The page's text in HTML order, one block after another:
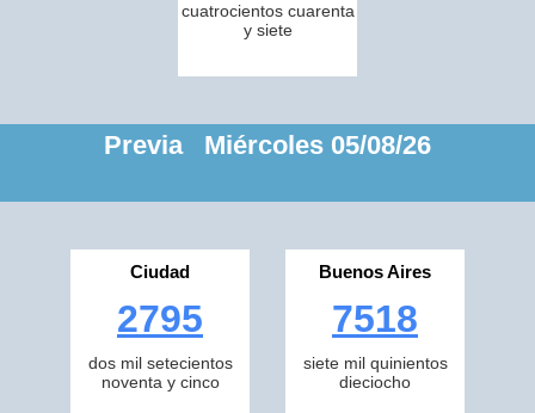
cuatrocientos cuarenta
y siete
Previa Miércoles 05/08/26
Ciudad
2795
dos mil setecientos
noventa y cinco
Buenos Aires
7518
siete mil quinientos
dieciocho